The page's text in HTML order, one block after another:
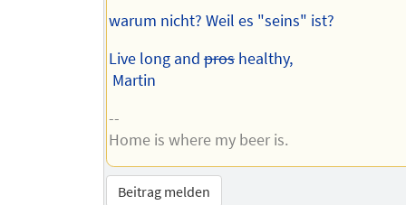
warum nicht? Weil es "seins" ist?
Live long andproshealthy,
Martin
--
Home is where my beer is.
Beitrag melden